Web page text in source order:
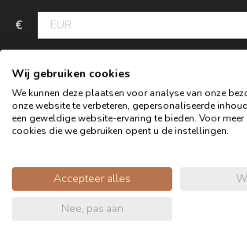
€
Wij gebruiken cookies
We kunnen deze plaatsen voor analyse van onze
onze website te verbeteren, gepersonaliseerde
een geweldige website-ervaring te bieden. Voor
cookies die we gebruiken opent u de instellingen.
Accepteer alles
Nee, pas aan